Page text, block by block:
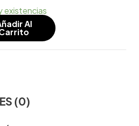
existencias
Al
(0)